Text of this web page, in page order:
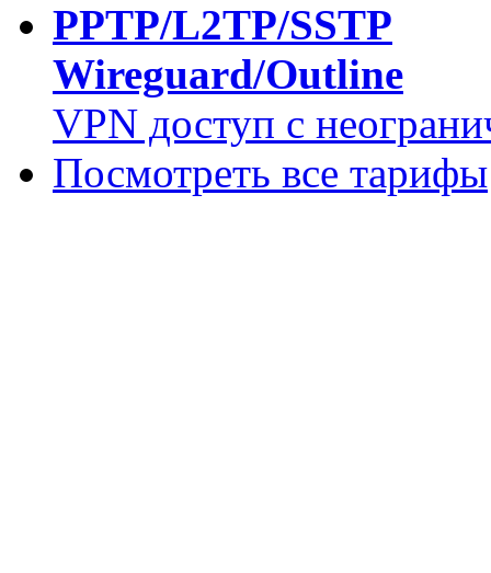
PPTP/L2TP/SSTP
Wireguard/Outline
VPN доступ с
Посмотреть все тарифы